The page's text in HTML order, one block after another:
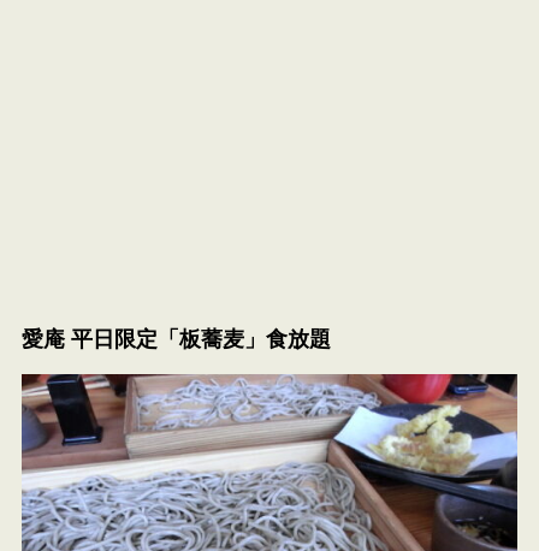
愛庵 平日限定「板蕎麦」食放題